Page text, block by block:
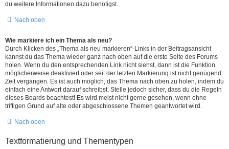
du weitere Informationen dazu benötigst.
Nach oben
Wie markiere ich ein Thema als neu?
Durch Klicken des „Thema als neu markieren“-Links in der Beitragsansicht
kannst du das Thema wieder ganz nach oben auf die erste Seite des Forums
holen. Wenn du den entsprechenden Link nicht siehst, dann ist die Funktion
möglicherweise deaktiviert oder seit der letzten Markierung ist nicht genügend
Zeit vergangen. Es ist auch möglich, das Thema nach oben zu holen, indem du
einfach eine Antwort darauf schreibst. Stelle jedoch sicher, dass du die Regeln
dieses Boards beachtest! Es wird meist nicht gerne gesehen, wenn ohne
triftigen Grund auf alte oder abgeschlossene Themen geantwortet wird.
Nach oben
Textformatierung und Thementypen